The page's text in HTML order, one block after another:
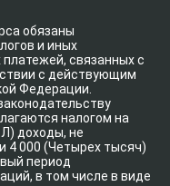
обязаны
и иных
связанных с
с действующим
Федерации.
налогом на
доходы, не
4 000 (Четырех тысяч)
период
в том числе в виде